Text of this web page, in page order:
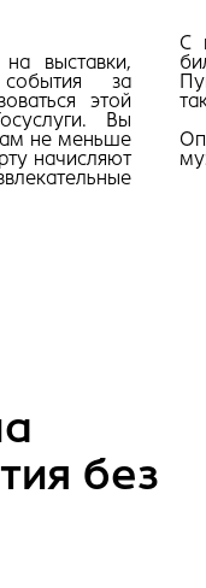
выставки,
за
этой
Вы
не меньше
начисляют
С
без